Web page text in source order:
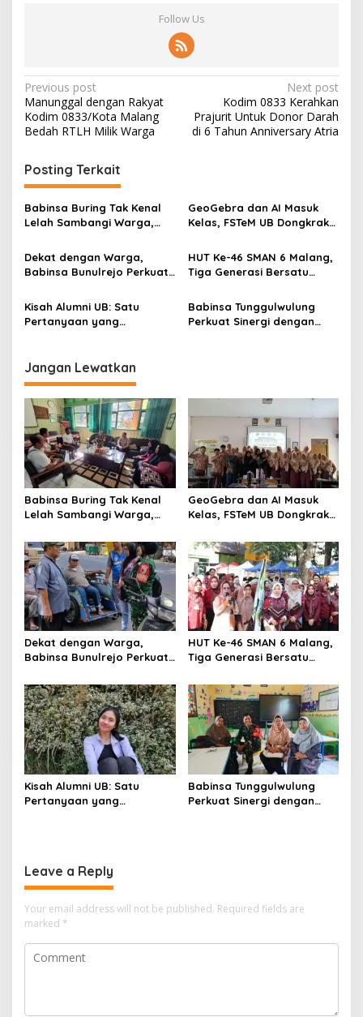
Follow Us
P
o
s
t
n
a
v
i
g
t
o
n
Previous post
Manunggal dengan Rakyat
Kodim 0833/Kota Malang
Bedah RTLH Milik Warga
Next post
Kodim 0833 Kerahkan
Prajurit Untuk Donor Darah
di 6 Tahun Anniversary Atria
Posting Terkait
Babinsa Buring Tak Kenal
Lelah Sambangi Warga,
Jaga Kamtibmas
GeoGebra dan AI Masuk
Kelas, FSTeM UB Dongkrak
SMAN 1 Krembung
Dekat dengan Warga,
Babinsa Bunulrejo Perkuat
HUT Ke-46 SMAN 6 Malang,
Tiga Generasi Bersatu
Kebersamaan, ini Kata
Untari
Kisah Alumni UB: Satu
Pertanyaan yang
Babinsa Tunggulwulung
Perkuat Sinergi dengan
Jangan Lewatkan
Babinsa Buring Tak Kenal
Lelah Sambangi Warga,
Jaga Kamtibmas
GeoGebra dan AI Masuk
Kelas, FSTeM UB Dongkrak
SMAN 1 Krembung
Dekat dengan Warga,
Babinsa Bunulrejo Perkuat
HUT Ke-46 SMAN 6 Malang,
Tiga Generasi Bersatu
Kebersamaan, ini Kata
Untari
Kisah Alumni UB: Satu
Pertanyaan yang
Babinsa Tunggulwulung
Perkuat Sinergi dengan
Leave a Reply
Your email address will not be published. Required fields are
marked *